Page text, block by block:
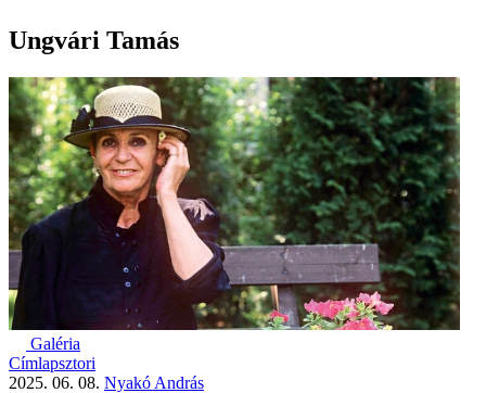
Ungvári Tamás
Galéria
Címlapsztori
2025. 06. 08. Nyakó András